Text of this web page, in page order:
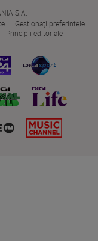
S.A.
Gestionați preferințele
Principii editoriale